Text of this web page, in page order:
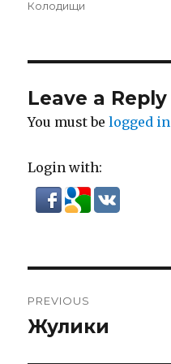
on
Колодищи
Leave a Reply
You must belogged in
Login with:
navigation
PREVIOUS
Previous
Жулики